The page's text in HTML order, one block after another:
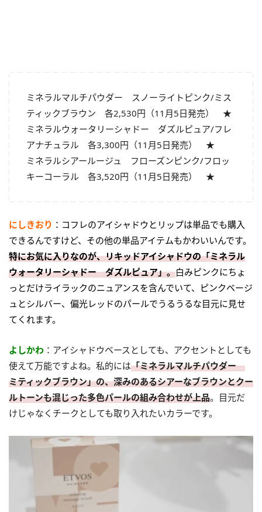
ミネラルマルチパウダー スノーライトピンク/ミス
ティックブラウン 各2,530円（11月5日発売） ★
ミネラルウォータリーシャドー ダズルピュア/フレ
アナチュラル 各3,300円（11月5日発売） ★
ミネラルシアールージュ フローズンピンク/フロッ
キーコーラル 各3,520円（11月5日発売） ★
にしきおり ：コフレのアイシャドウとリップは単品でも購入
できるんですけど、その他の単品アイテムもかわいいんです。
特にお気に入りなのが、リキッドアイシャドウの「ミネラル
ウォータリーシャドー ダズルピュア」。白みピンクにちょ
っとだけライラックのニュアンスを含んでいて、ピンクベージ
ュとシルバー、偏光レッドのパールでうるうるな目元に見せ
てくれます。
よしかわ ：アイシャドウベースとしても、アクセントとしても
使えて万能ですよね。私的には「ミネラルマルチパウダー
ミティックブラウン」の、深みのあるシアーなブラウンとクー
ルトーンも混じった多色パールの組み合わせが上品。目元だ
けじゃなくチークとしても取り入れたいカラーです。